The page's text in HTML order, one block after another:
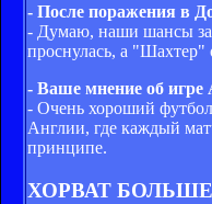
- После поражения в
- Думаю, наши шансы
проснулась, а
- Ваше мнение об игре
- Очень хороший
Англии, где каждый
принципе.
ХОРВАТ